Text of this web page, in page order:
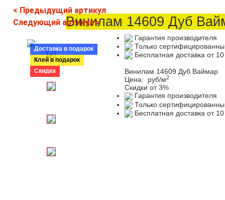
< Предыдущий артикул
Следующий артикул >Винилам 14609 Дуб
Доставка в подарок
Клей в подарок
Скидка
Гарантия производителя
Только
Бесплатная доставка от
Винилам 14609 Дуб Ваймар
Цена:
руб/м2
Скидки от 3%
Гарантия производителя
Только
Бесплатная доставка от